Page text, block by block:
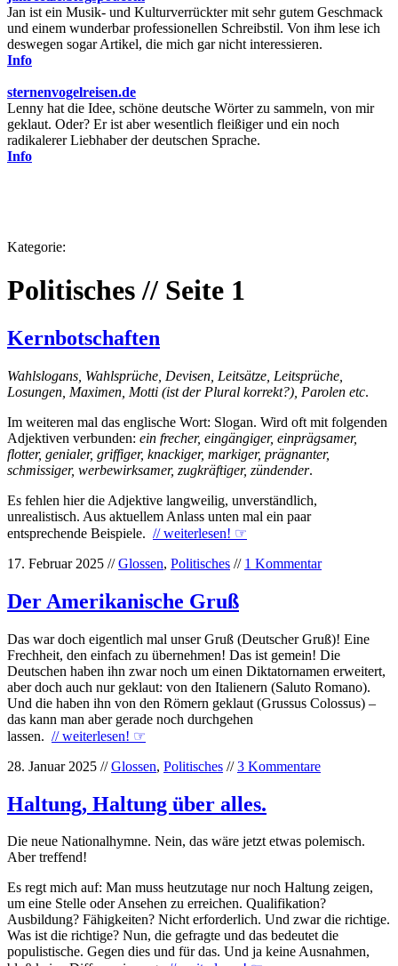
Jan ist ein Musik- und Kulturverrückter mit sehr gutem Geschmack
und einem wunderbar professionellen Schreibstil. Von ihm lese ich
deswegen sogar Artikel, die mich gar nicht interessieren.
Info
sternenvogelreisen.de
Lenny hat die Idee, schöne deutsche Wörter zu sammeln, von mir
geklaut. Oder? Er ist aber wesentlich fleißiger und ein noch
radikalerer Liebhaber der deutschen Sprache.
Info
Kategorie:
Politisches // Seite 1
Kernbotschaften
Wahlslogans, Wahlsprüche, Devisen, Leitsätze, Leitsprüche,
Losungen, Maximen, Motti (ist der Plural korrekt?), Parolen etc.
Im weiteren mal das englische Wort: Slogan. Wird oft mit folgenden
Adjektiven verbunden: ein frecher, eingängiger, einprägsamer,
flotter, genialer, griffiger, knackiger, markiger, prägnanter,
schmissiger, werbewirksamer, zugkräftiger, zündender.
Es fehlen hier die Adjektive langweilig, unverständlich,
unrealistisch. Aus aktuellem Anlass unten mal ein paar
entsprechende Beispiele. // weiterlesen! ☞
17. Februar 2025 //Glossen, Politisches // 1 Kommentar
Der Amerikanische Gruß
Das war doch eigentlich mal unser Gruß (Deutscher Gruß)! Eine
Frechheit, den einfach zu übernehmen! Das ist gemein! Die
Deutschen haben ihn zwar noch um einen Diktatornamen erweitert,
aber doch auch nur geklaut: von den Italienern (Saluto Romano).
Und die haben ihn von den Römern geklaut (Grussus Colossus) –
das kann man aber gerade noch durchgehen
lassen. // weiterlesen! ☞
28. Januar 2025 //Glossen, Politisches //3 Kommentare
Haltung, Haltung über alles.
Die neue Nationalhymne. Nein, das wäre jetzt etwas polemisch.
Aber treffend!
Es regt mich auf: Man muss heutzutage nur noch Haltung zeigen,
um eine Stelle oder Ansehen zu erreichen. Qualifikation?
Ausbildung? Fähigkeiten? Nicht erforderlich. Und zwar die richtige.
Was ist die richtige? Nun, die gefragte und das bedeutet die
populistische. Gegen dies und für das. Und ja keine Ausnahmen,